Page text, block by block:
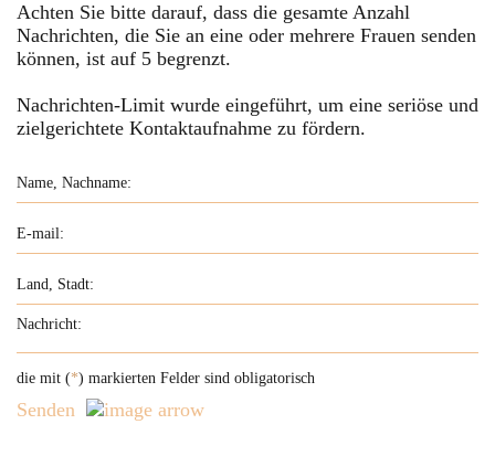
Achten Sie bitte darauf, dass die gesamte Anzahl
Nachrichten, die Sie an eine oder mehrere Frauen senden
können, ist auf 5 begrenzt.
Nachrichten-Limit wurde eingeführt, um eine seriöse und
zielgerichtete Kontaktaufnahme zu fördern.
die mit (*) markierten Felder sind obligatorisch
Senden